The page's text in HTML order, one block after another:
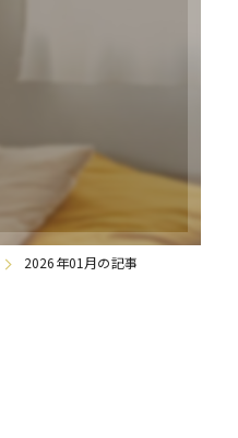
2026年01月の記事